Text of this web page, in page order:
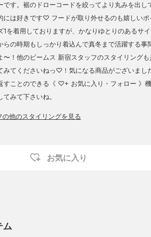
です。裾のドローコードを絞ってより丸みを出し
には好きです♡ フードが取り外せるのも嬉しいポ
を着用しておりますが、かなりゆとりのあるサ
らの時期もしっかり着込んで真冬まで活躍する事
〜！他のビームス 新宿スタッフのスタイリングも
みてくださいねっ♡！気になる商品がございまし
すことのできる《 ♡+ お気に入り・フォロー 》
みて下さいね。
の他のスタイリングを見る
お気に入り
ム